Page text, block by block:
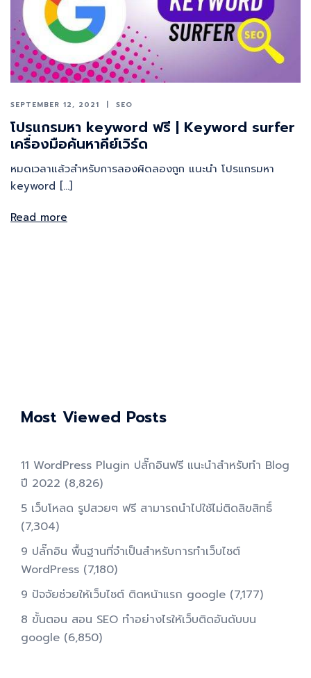
SEPTEMBER 12, 2021 SEO
โปรแกรมหา keyword ฟรี | Keyword surfer
เครื่องมือค้นหาคีย์เวิร์ด
หมดเวลาแล้วสำหรับการลองผิดลองถูก แนะนำ โปรแกรมหา
keyword […]
Read more
Most Viewed Posts
11 WordPress Plugin ปลั๊กอินฟรี แนะนำสำหรับทำ Blog
ปี 2022 (8,826)
5 เว็บโหลด รูปสวยๆ ฟรี สามารถนำไปใช้ไม่ติดลิขสิทธิ์
(7,304)
9 ปลั๊กอิน พื้นฐานที่จำเป็นสำหรับการทําเว็บไซต์
WordPress (7,180)
9 ปัจจัยช่วยให้เว็บไซต์ ติดหน้าแรก google (7,177)
8 ขั้นตอน สอน SEO ทําอย่างไรให้เว็บติดอันดับบน
google (6,850)